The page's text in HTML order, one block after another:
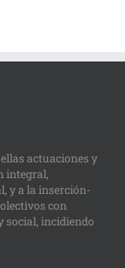
actuaciones y
integral,
y a la inserción-
con
social, incidiendo